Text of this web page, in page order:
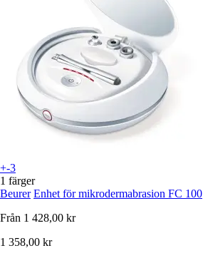
+-3
1 färger
Beurer Enhet för mikrodermabrasion FC 100
Från 1 428,00 kr
1 358,00 kr